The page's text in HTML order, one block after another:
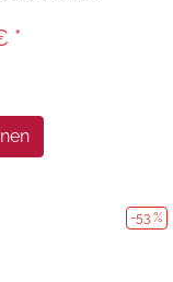
*
-53 %